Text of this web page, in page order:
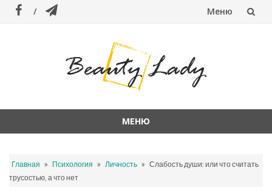
Меню
МЕНЮ
содержанию
Главная » Психология » Личность » Слабость души: или что считать
трусостью, а что нет